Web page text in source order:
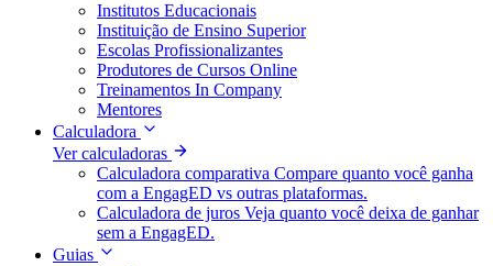
Institutos Educacionais
Instituição de Ensino Superior
Escolas Profissionalizantes
Produtores de Cursos Online
Treinamentos In Company
Mentores
Calculadora
Ver calculadoras
Calculadora comparativa Compare quanto você ganha
com a EngagED vs outras plataformas.
Calculadora de juros Veja quanto você deixa de ganhar
sem a EngagED.
Guias